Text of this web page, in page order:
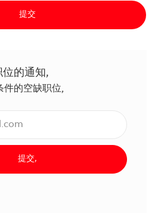
提交
的通知,
件的空缺职位,
提交,